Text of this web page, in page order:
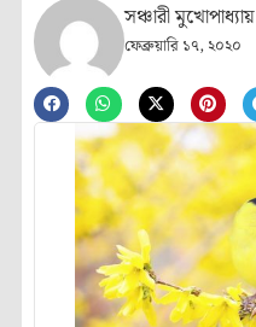
সঞ্চারী মুখোপাধ্যায়
ফেব্রুয়ারি ১৭, ২০২০